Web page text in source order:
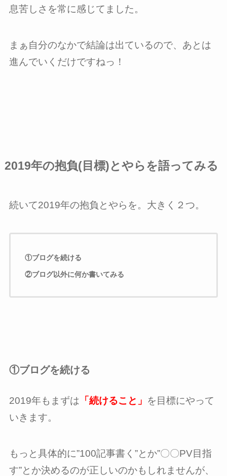
息苦しさを常に感じてました。
まぁ自分のなかで結論は出ているので、あとは
進んでいくだけですねっ！
2019年の抱負(目標)とやらを語ってみる
続いて2019年の抱負とやらを。大きく２つ。
①ブログを続ける
②ブログ以外に何か書いてみる
①ブログを続ける
2019年もまずは 「続けること」 を目標にやって
いきます。
もっと具体的に”100記事書く”とか”〇〇PV目指
す”とか決めるのが正しいのかもしれませんが、